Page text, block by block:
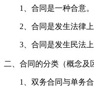
1、合同是一种合意。
2、合同是发生法律上
3、合同是发生民法上
二、合同的分类（概念及
1、双务合同与单务合